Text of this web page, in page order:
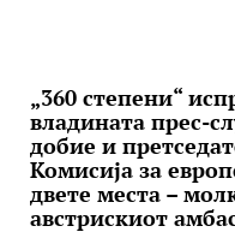
„360 степени“
владината прес-
добие и
Комисија за
двете места –
австрискиот